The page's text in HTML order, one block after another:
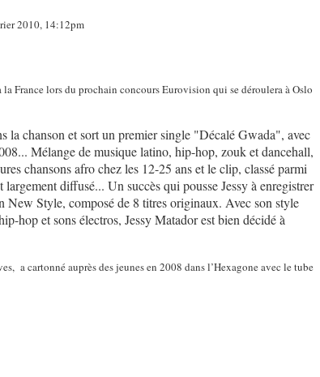
2010, 14:12pm
la France lors du prochain concours Eurovision qui se déroulera à Oslo
la chanson et sort un premier single "Décalé Gwada", avec
Mélange de musique latino, hip-hop, zouk et dancehall,
chansons afro chez les 12-25 ans et le clip, classé parmi
diffusé... Un succès qui pousse Jessy à enregistrer
Style, composé de 8 titres originaux. Avec son style
hop et sons électros, Jessy Matador est bien décidé à
a cartonné auprès des jeunes en 2008 dans l’Hexagone avec le tube